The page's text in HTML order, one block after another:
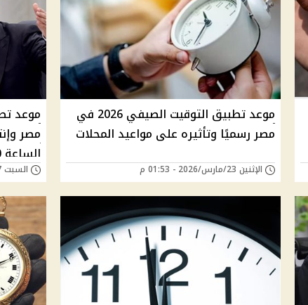
موعد تطبيق التوقيت الصيفي 2026 في
مصر رسميًا وتأثيره على مواعيد المحلات
الإثنين 23/مارس/2026 - 01:53 م
مصر
الساعة 60 دقيقة
السبت 07/فبراير/2026 - 11:16 ص